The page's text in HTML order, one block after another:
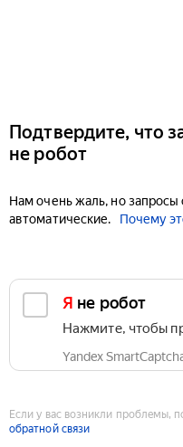
Подтвердите, что
не робот
Нам очень жаль, но запросы
автоматические.
Почему
Я не робот
Нажмите, чтобы
Yandex
Если у вас возникли проблемы,
обратной связи